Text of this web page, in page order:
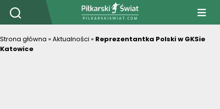
PiłkarskiSwiat.com
Strona główna »Aktualności » Reprezentantka Polski w GKSie
Katowice